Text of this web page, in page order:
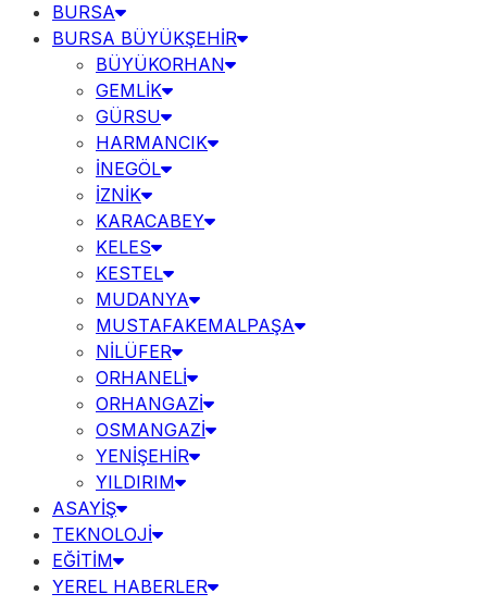
BURSA
BURSA BÜYÜKŞEHİR
BÜYÜKORHAN
GEMLİK
GÜRSU
HARMANCIK
İNEGÖL
İZNİK
KARACABEY
KELES
KESTEL
MUDANYA
MUSTAFAKEMALPAŞA
NİLÜFER
ORHANELİ
ORHANGAZİ
OSMANGAZİ
YENİŞEHİR
YILDIRIM
ASAYİŞ
TEKNOLOJİ
EĞİTİM
YEREL HABERLER